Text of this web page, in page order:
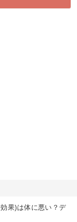
果)は体に悪い？デ